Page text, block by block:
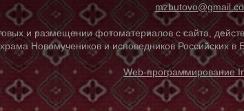
и размещении фотоматериалов с сайта,
Новомучеников и исповедников Российских в
Web-программирование